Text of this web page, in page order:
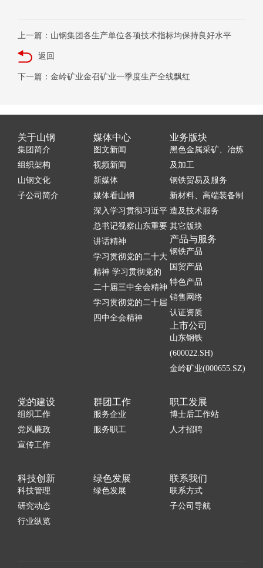
上一篇：山钢集团各生产单位各项技术指标均保持良好水平
返回
下一篇：金岭矿业金召矿业一季度生产全线飘红
关于山钢
集团简介
组织架构
山钢文化
子公司简介
媒体中心
图文新闻
视频新闻
新媒体
媒体看山钢
深入学习贯彻习近平
总书记视察山东重要
讲话精神
学习贯彻党的二十大
精神 学习贯彻党的
二十届三中全会精神
学习贯彻党的二十届
四中全会精神
业务版块
黑色金属采矿、冶炼
及加工
钢铁贸易及服务
新材料、高端装备制
造及技术服务
其它版块
产品与服务
钢铁产品
国贸产品
特色产品
销售网络
认证资质
上市公司
山东钢铁
(600022.SH)
金岭矿业(000655.SZ)
党的建设
组织工作
党风廉政
宣传工作
群团工作
服务企业
服务职工
职工发展
博士后工作站
人才招聘
科技创新
科技管理
研究动态
行业纵览
绿色发展
绿色发展
联系我们
联系方式
子公司导航